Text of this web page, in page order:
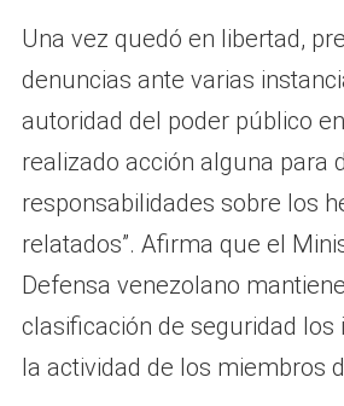
Una vez quedó en libertad,
denuncias ante varias
autoridad del poder público
realizado acción alguna para
responsabilidades sobre los
relatados”. Afirma que el
Defensa venezolano
clasificación de seguridad los
la actividad de los miembros